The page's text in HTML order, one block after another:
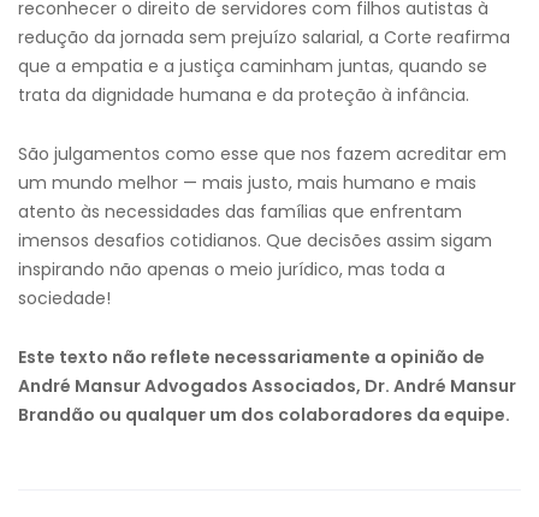
reconhecer o direito de servidores com filhos autistas à
redução da jornada sem prejuízo salarial, a Corte reafirma
que a empatia e a justiça caminham juntas, quando se
trata da dignidade humana e da proteção à infância.
São julgamentos como esse que nos fazem acreditar em
um mundo melhor — mais justo, mais humano e mais
atento às necessidades das famílias que enfrentam
imensos desafios cotidianos. Que decisões assim sigam
inspirando não apenas o meio jurídico, mas toda a
sociedade!
Este texto não reflete necessariamente a opinião de
André Mansur Advogados Associados, Dr. André Mansur
Brandão ou qualquer um dos colaboradores da equipe.